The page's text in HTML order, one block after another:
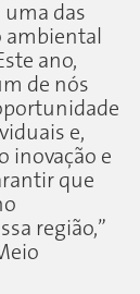
uma das
ano,
de nós
e,
inovação e
que
região,”